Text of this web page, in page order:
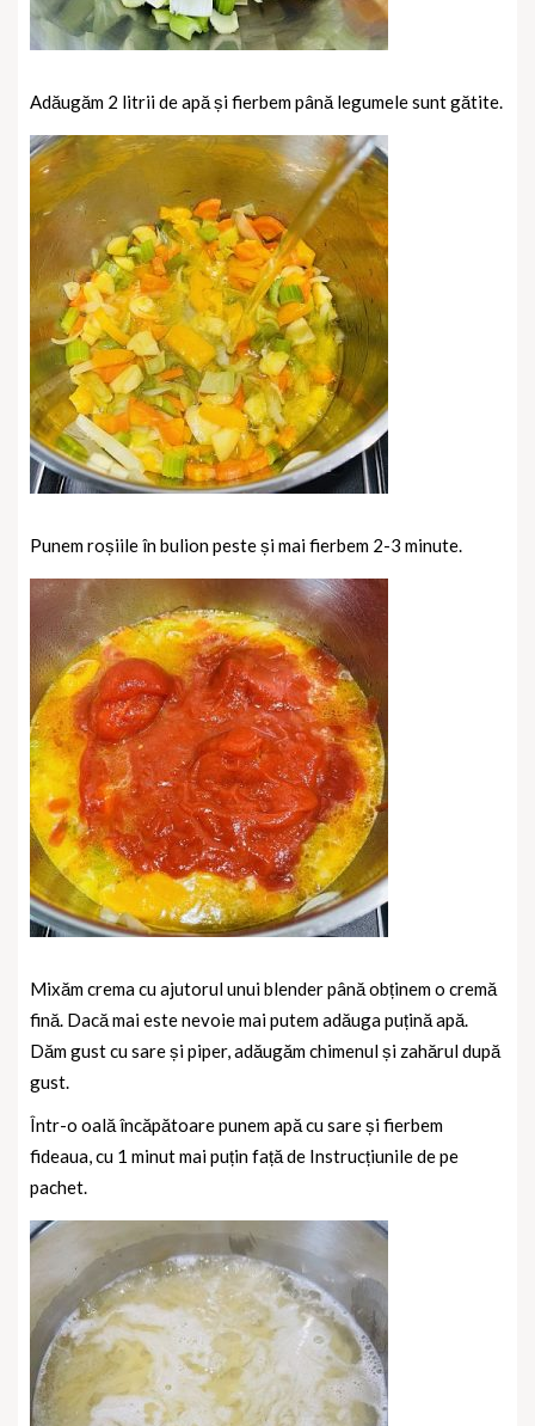
Adăugăm 2 litrii de apă și fierbem până legumele sunt gătite.
Punem roșiile în bulion peste și mai fierbem 2-3 minute.
Mixăm crema cu ajutorul unui blender până obținem o cremă
fină. Dacă mai este nevoie mai putem adăuga puțină apă.
Dăm gust cu sare și piper, adăugăm chimenul și zahărul după
gust.
Într-o oală încăpătoare punem apă cu sare și fierbem
fideaua, cu 1 minut mai puțin față de Instrucțiunile de pe
pachet.